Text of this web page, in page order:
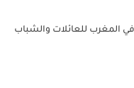
في المغرب للعائلات والشباب